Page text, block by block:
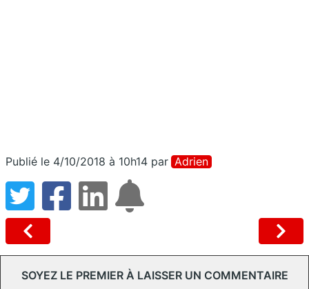
Publié le 4/10/2018 à 10h14 par Adrien
SOYEZ LE PREMIER À LAISSER UN COMMENTAIRE